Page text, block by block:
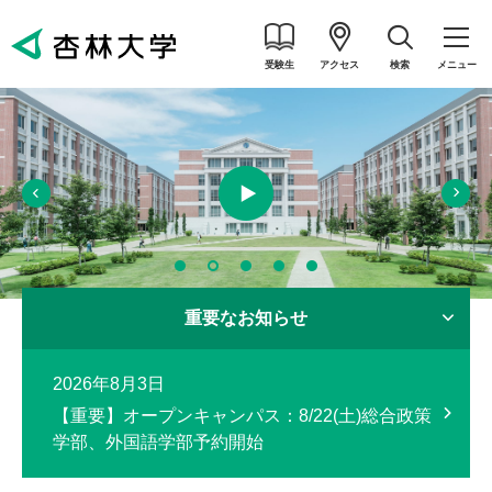
受験生 アクセス 検索 メニュー
重要なお知らせ
2026年8月3日
【重要】オープンキャンパス：8/22(土)総合政策
学部、外国語学部予約開始